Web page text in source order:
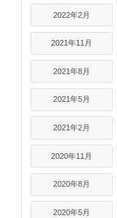
2022年2月
2021年11月
2021年8月
2021年5月
2021年2月
2020年11月
2020年8月
2020年5月